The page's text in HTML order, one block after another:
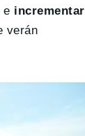
e incrementar
verán